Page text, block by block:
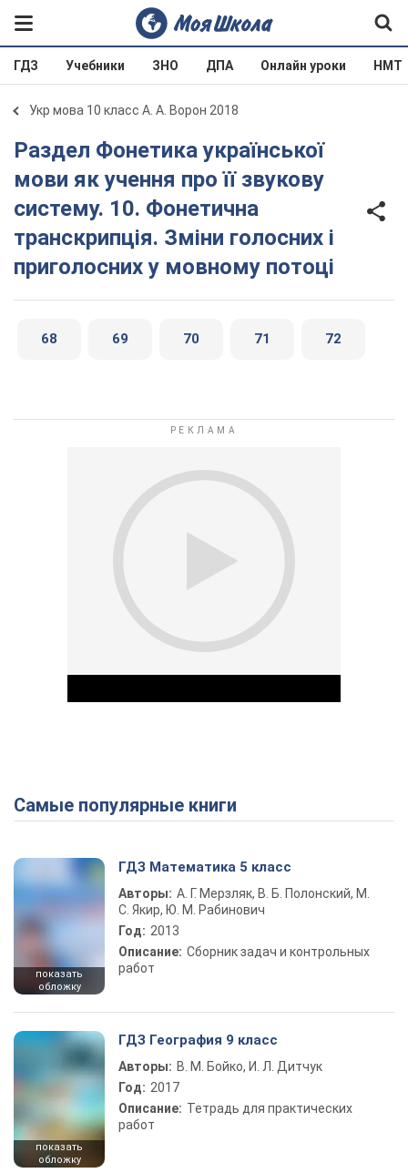
ГДЗ Учебники ЗНО ДПА Онлайн уроки НМТ
Укр мова 10 класс А. А. Ворон 2018
Раздел Фонетика української
мови як учення про її звукову
систему. 10. Фонетична
транскрипція. Зміни голосних і
приголосних у мовному потоці
68 69 70 71 72
Play Video
Самые популярные книги
показать
обложку
ГДЗ Математика 5 класс
Авторы: А. Г. Мерзляк, В. Б. Полонский, М.
С. Якир, Ю. М. Рабинович
Год: 2013
Описание: Сборник задач и контрольных
работ
показать
обложку
ГДЗ География 9 класс
Авторы: В. М. Бойко, И. Л. Дитчук
Год: 2017
Описание: Тетрадь для практических
работ